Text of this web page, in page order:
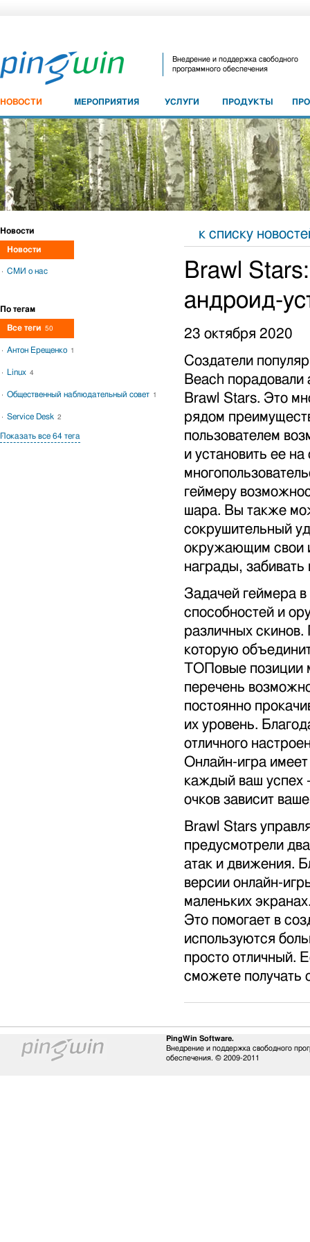
Внедрение и поддержка свободного
программного обеспечения
НОВОСТИ МЕРОПРИЯТИЯ УСЛУГИ ПРОДУКТЫ
к списку
Brawl
андроид-
23 октября 2020
Создатели
Beach порадовали
Brawl Stars. Это
рядом
пользователем
и установить ее
геймеру
шара. Вы также
сокрушительный
окружающим свои
награды, забивать
Задачей геймера в
способностей и
различных
которую
ТОПовые позиции
перечень
постоянно
их уровень.
отличного
Онлайн-игра
каждый ваш успех -
очков зависит
Brawl Stars
предусмотрели
атак и движения.
версии онлайн-
маленьких
Это помогает в
используются
просто отличный.
сможете получать
Новости
Новости
СМИ о нас
По тегам
Все теги 50
Антон Ерещенко 1
Linux 4
Общественный наблюдательный совет 1
Service Desk 2
Показать все 64 тега
PingWin Software.
Внедрение и поддержка свободного
обеспечения. © 2009-2011